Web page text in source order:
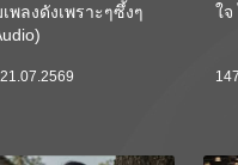
พลงดังเพราะๆซึ้งๆ
ใจ